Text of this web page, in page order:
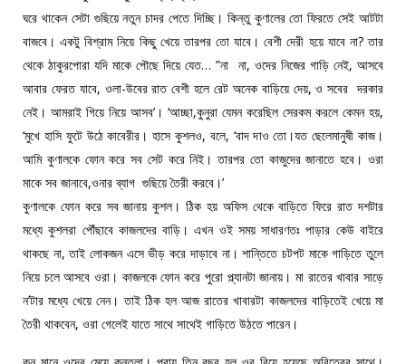
ঘরে থাকেন সেটা গুছিয়ে নতুন চাদর পেতে দিচ্ছি। কিন্তু কুণালের তো ফিরতে সেই আটটা
বাজবে। একটু বিশ্রাম নিয়ে কিছু খেয়ে তারপর তো যাবে। বেশী দেরী হয়ে যাবে না? তার
থেকে ঠাকুরপোরা যদি মাকে পৌছে দিয়ে যেত… ”না না, ওদের নিজের গাড়ি নেই, আসবে
আবার ফেরত যাবে, ওলা-উবের রাত বেশী হলে রেট অনেক বাড়িয়ে দেয়, ও সবের দরকার
নেই। আমরাই গিয়ে নিয়ে আসব’। ‘আচ্ছা,কুনুরা যেমন করেছিল সেরকম করলে কেমন হয়,
‘মুখে হাসি ফুটে উঠে কাবেরীর। হাসে কুশলও, বলে, ‘বাদ দাও তো।যত ছেলেমানুষী কাজ।
আমি কুণালকে ফোন করে সব সেট করে নিই। তারপর তো কাজুদের জানাতে হবে। ওরা
মাকে সব জানাবে,ওনার ব্যাগ গুছিয়ে তৈরী করবে।’
কুণালকে ফোন করে সব জানায় কুশল। ঠিক হয় অফিস থেকে বাড়িতে ফিরে রাত দশটার
মধ্যে কুশলরা পৌঁছাবে কাজলদের বাড়ি। এখন ওই সময় সাধারণতঃ পাড়ার কেউ বাইরে
থাকছে না, তাই লোকজন এসে ভীড় করে দাড়াবে না। শান্তিতে চটপট মাকে গাড়িতে তুলে
নিয়ে চলে আসবে ওরা। কাজলকে ফোন করে পুরো প্ল্যানটা জানায়। মা রাতের খাবার সাড়ে
ন’টার মধ্যে খেয়ে নেন। তাই ঠিক হল আজ রাতের খাবারটা কাজলদের বাড়িতেই খেয়ে মা
তৈরী থাকবেন, ওরা গেলেই যাতে সাথে সাথেই গাড়িতে উঠতে পারেন।